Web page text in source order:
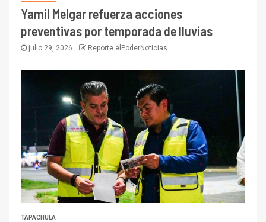
Yamil Melgar refuerza acciones
preventivas por temporada de lluvias
julio 29, 2026 Reporte elPoderNoticias
TAPACHULA